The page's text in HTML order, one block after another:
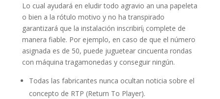
Lo cual ayudará en eludir todo agravio an una papeleta
o bien a la rótulo motivo y no ha transpirado
garantizará que la instalación inscribirí¡ complete de
manera fiable. Por ejemplo, en caso de que el número
asignada es de 50, puede juguetear cincuenta rondas
con máquina tragamonedas y conseguir ningún.
Todas las fabricantes nunca ocultan noticia sobre el
concepto de RTP (Return To Player).